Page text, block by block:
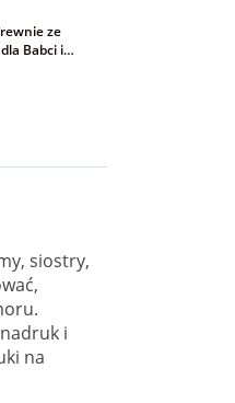
ze
Babci i
siostry,
i
na